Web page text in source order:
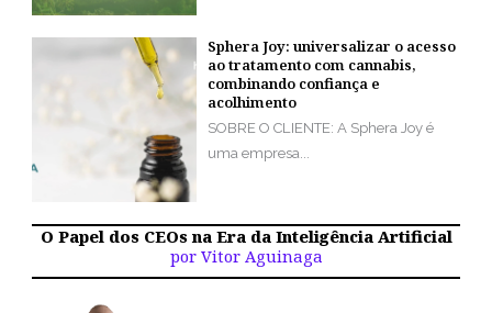
Sphera Joy: universalizar o acesso
ao tratamento com cannabis,
combinando confiança e
acolhimento
SOBRE O CLIENTE: A Sphera Joy é
uma empresa...
O Papel dos CEOs na Era da Inteligência Artificial
por Vitor Aguinaga